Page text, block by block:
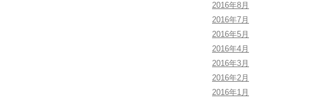
2016年8月
2016年7月
2016年5月
2016年4月
2016年3月
2016年2月
2016年1月